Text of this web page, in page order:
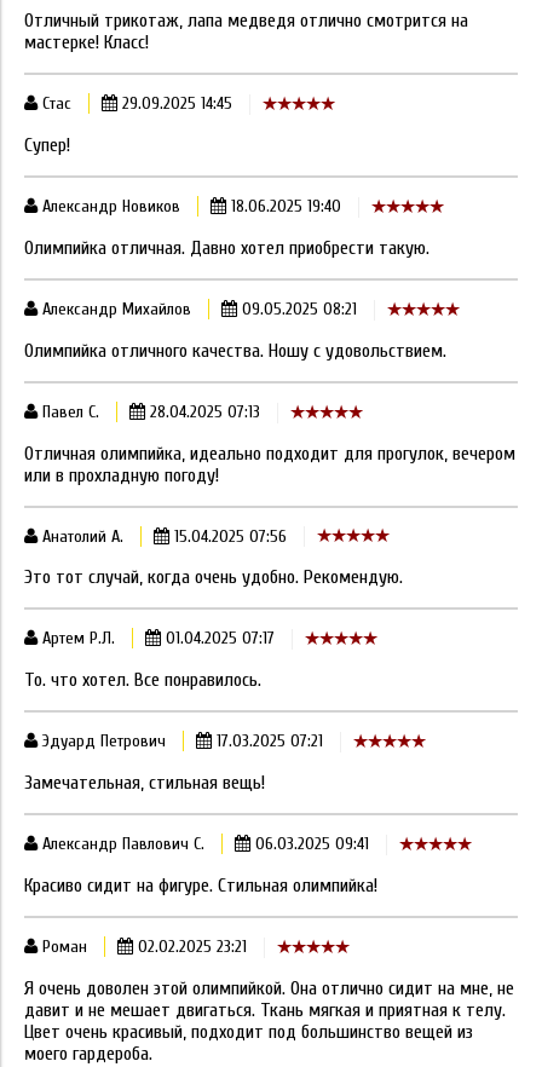
Отличный трикотаж, лапа медведя отлично смотрится на
мастерке! Класс!
Стас 29.09.2025 14:45
Супер!
Александр Новиков 18.06.2025 19:40
Олимпийка отличная. Давно хотел приобрести такую.
Александр Михайлов 09.05.2025 08:21
Олимпийка отличного качества. Ношу с удовольствием.
Павел С. 28.04.2025 07:13
Отличная олимпийка, идеально подходит для прогулок, вечером
или в прохладную погоду!
Анатолий А. 15.04.2025 07:56
Это тот случай, когда очень удобно. Рекомендую.
Артем Р.Л. 01.04.2025 07:17
То. что хотел. Все понравилось.
Эдуард Петрович 17.03.2025 07:21
Замечательная, стильная вещь!
Александр Павлович С. 06.03.2025 09:41
Красиво сидит на фигуре. Стильная олимпийка!
Роман 02.02.2025 23:21
Я очень доволен этой олимпийкой. Она отлично сидит на мне, не
давит и не мешает двигаться. Ткань мягкая и приятная к телу.
Цвет очень красивый, подходит под большинство вещей из
моего гардероба.